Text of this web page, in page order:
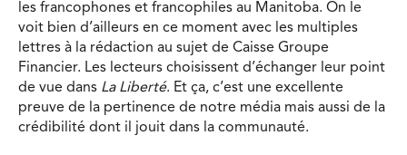
les francophones et francophiles au Manitoba. On le
voit bien d’ailleurs en ce moment avec les multiples
lettres à la rédaction au sujet de Caisse Groupe
Financier. Les lecteurs choisissent d’échanger leur point
de vue dans La Liberté. Et ça, c’est une excellente
preuve de la pertinence de notre média mais aussi de la
crédibilité dont il jouit dans la communauté.